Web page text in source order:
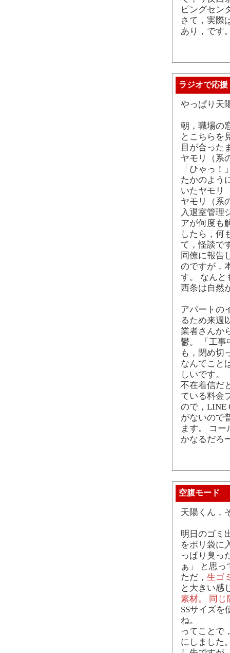
ピングセン
さて，実際
あり，です
ラジオで応援
やっぱり天
朝，職場の
とこちらを
目が合った
ヤモリ（系
「ひゃっ
たかのよう
いたヤモリ
ヤモリ（系
入退室管理
アが何度も
したら，何
て，怪談で
同僚に報告
のですが，
す。 なんと
西条は自然
アパートの
るため来週
業者さんか
鬱。 「工事
も，閉め切
なんてこと
しいです。
不在着信だ
ている料金
ので，LINE
がないので
ます。 コ
かなるだろ
空腹モード
天陽くん，
明日のゴミ
をポリ袋に
っぱり臭っ
ぁ」 と思
ただ， 生ゴ
と大きい感
素材。 同じ
SSサイズを
ね。
ってことで
にしました